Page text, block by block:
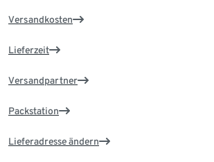
Versandkosten
Lieferzeit
Versandpartner
Packstation
Lieferadresse ändern